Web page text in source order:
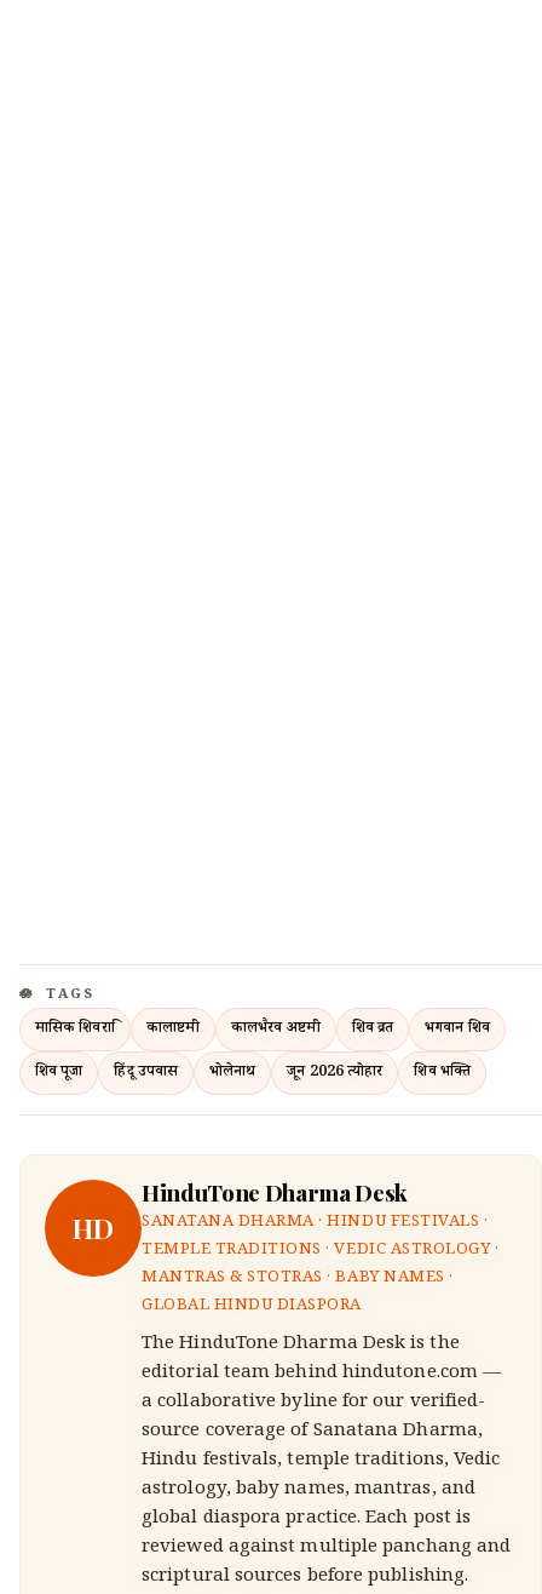
TAGS
मासिक शिवरात्रि कालाष्टमी कालभैरव अष्टमी शिव व्रत
भगवान शिव
शिव पूजा
हिंदू उपवास भोलेनाथ जून 2026 त्योहार शिव भक्ति
HD
HinduTone Dharma Desk
SANATANA DHARMA · HINDU FESTIVALS ·
TEMPLE TRADITIONS · VEDIC ASTROLOGY ·
MANTRAS & STOTRAS · BABY NAMES ·
GLOBAL HINDU DIASPORA
The HinduTone Dharma Desk is the
editorial team behind hindutone.com —
a collaborative byline for our verified-
source coverage of Sanatana Dharma,
Hindu festivals, temple traditions, Vedic
astrology, baby names, mantras, and
global diaspora practice. Each post is
reviewed against multiple panchang and
scriptural sources before publishing.